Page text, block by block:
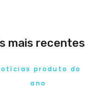
mais recentes
produto do
ano